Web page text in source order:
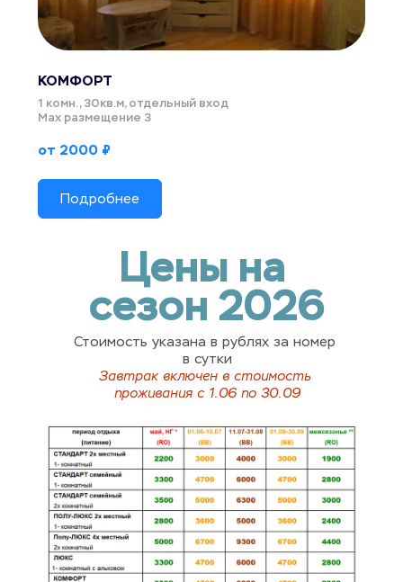
КОМФОРТ
1 комн., 30кв.м, отдельный вход
Мах размещение 3
от 2000 ₽
Подробнее
Цены на
сезон 2026
Стоимость указана в рублях за номер
в сутки
Завтрак включен в стоимость
проживания с 1.06 по 30.09